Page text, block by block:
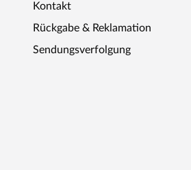
Kontakt
Rückgabe & Reklamation
Sendungsverfolgung